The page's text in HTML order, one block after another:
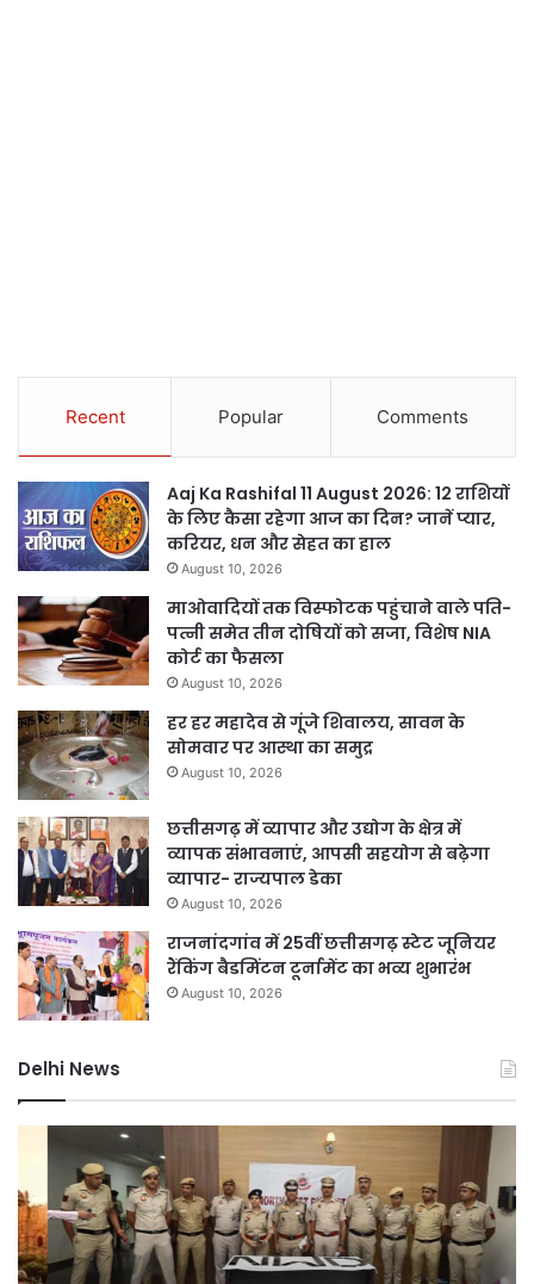
Recent Popular Comments
Aaj Ka Rashifal 11 August 2026: 12 राशियों
के लिए कैसा रहेगा आज का दिन? जानें प्यार,
करियर, धन और सेहत का हाल
August 10, 2026
माओवादियों तक विस्फोटक पहुंचाने वाले पति-
पत्नी समेत तीन दोषियों को सजा, विशेष NIA
कोर्ट का फैसला
August 10, 2026
हर हर महादेव से गूंजे शिवालय, सावन के
सोमवार पर आस्था का समुद्र
August 10, 2026
छत्तीसगढ़ में व्यापार और उद्योग के क्षेत्र में
व्यापक संभावनाएं, आपसी सहयोग से बढ़ेगा
व्यापार- राज्यपाल डेका
August 10, 2026
राजनांदगांव में 25वीं छत्तीसगढ़ स्टेट जूनियर
रैंकिंग बैडमिंटन टूर्नामेंट का भव्य शुभारंभ
August 10, 2026
Delhi News
का
ऑपरेशन
प्रहार,
72